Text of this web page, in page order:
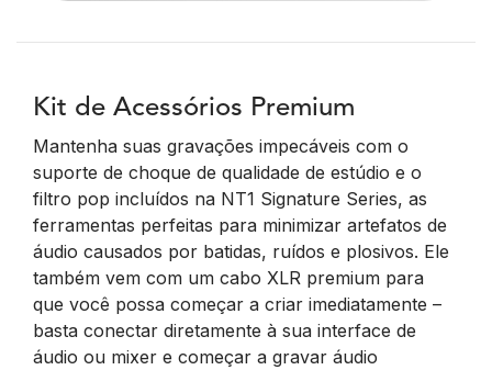
Kit de Acessórios Premium
Mantenha suas gravações impecáveis com o
suporte de choque de qualidade de estúdio e o
filtro pop incluídos na NT1 Signature Series, as
ferramentas perfeitas para minimizar artefatos de
áudio causados por batidas, ruídos e plosivos. Ele
também vem com um cabo XLR premium para
que você possa começar a criar imediatamente –
basta conectar diretamente à sua interface de
áudio ou mixer e começar a gravar áudio